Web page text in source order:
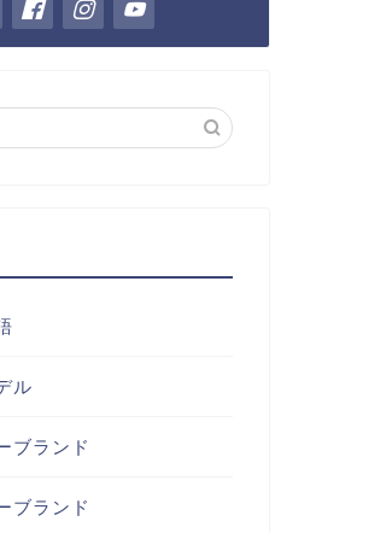
ル
ブランド
ブランド